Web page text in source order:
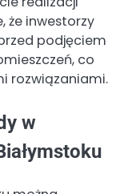
że inwestorzy
podjęciem
co
rozwiązaniami.
w